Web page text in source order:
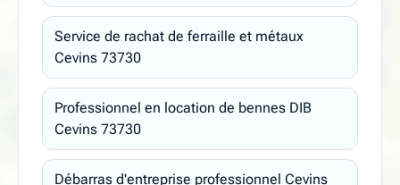
Service de rachat de ferraille et métaux
Cevins 73730
Professionnel en location de bennes DIB
Cevins 73730
Débarras d'entreprise professionnel Cevins